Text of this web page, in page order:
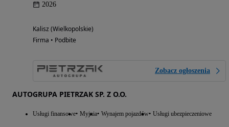
2026
Kalisz (Wielkopolskie)
Firma • Podbite
Zobacz ogłoszenia
AUTOGRUPA PIETRZAK SP. Z O.O.
Usługi finansowe Myjnia Wynajem pojazdów Usługi ubezpieczeniowe